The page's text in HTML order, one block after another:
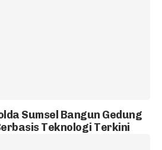
Sumsel Bangun Gedung
Teknologi Terkini